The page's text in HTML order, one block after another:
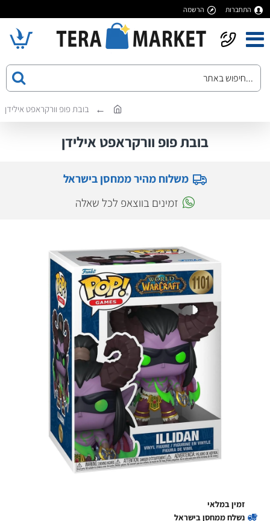
התחברות הרשמה
בובת פופ וורקראפט אילידן
בובת פופ וורקראפט אילידן
משלוח מהיר ממחסן בישראל
זמינים בווצאפ לכל שאלה
זמין במלאי
נשלח ממחסן בישראל